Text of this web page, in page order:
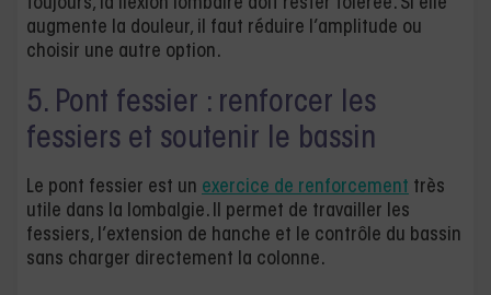
toujours, la flexion lombaire doit rester tolérée. Si elle
augmente la douleur, il faut réduire l’amplitude ou
choisir une autre option.
5. Pont fessier : renforcer les
fessiers et soutenir le bassin
Le pont fessier est un exercice de renforcement très
utile dans la lombalgie. Il permet de travailler les
fessiers, l’extension de hanche et le contrôle du bassin
sans charger directement la colonne.